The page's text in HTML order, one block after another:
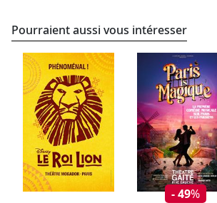
Pourraient aussi vous intéresser
- 49%